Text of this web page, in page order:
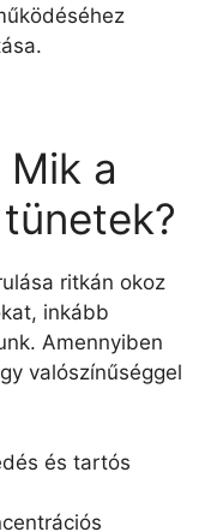
a
ritkán okoz
inkább
Amennyiben
valószínűséggel
és tartós